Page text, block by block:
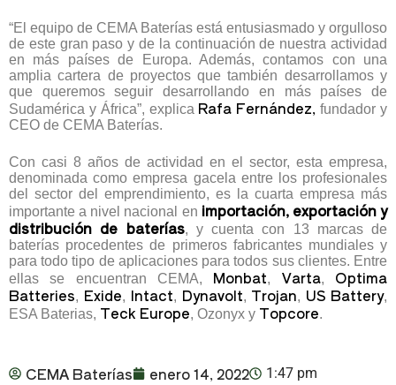
“El equipo de CEMA Baterías está entusiasmado y orgulloso
de este gran paso y de la continuación de nuestra actividad
en más países de Europa. Además, contamos con una
amplia cartera de proyectos que también desarrollamos y
que queremos seguir desarrollando en más países de
Sudamérica y África”, explica Rafa Fernández, fundador y
CEO de CEMA Baterías.
Con casi 8 años de actividad en el sector, esta empresa,
denominada como empresa gacela entre los profesionales
del sector del emprendimiento, es la cuarta empresa más
importante a nivel nacional en importación, exportación y
distribución de baterías, y cuenta con 13 marcas de
baterías procedentes de primeros fabricantes mundiales y
para todo tipo de aplicaciones para todos sus clientes. Entre
ellas se encuentran CEMA, Monbat, Varta, Optima
Batteries, Exide, Intact, Dynavolt, Trojan, US Battery,
ESA Baterias, Teck Europe, Ozonyx y Topcore.
CEMA Baterías enero 14, 2022 1:47 pm